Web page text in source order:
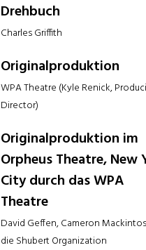
Drehbuch
Charles Griffith
Originalproduktion
WPA Theatre (Kyle Renick,
Director)
Originalproduktion im
Orpheus Theatre, New
City durch das WPA
Theatre
David Geffen, Cameron
die Shubert Organization